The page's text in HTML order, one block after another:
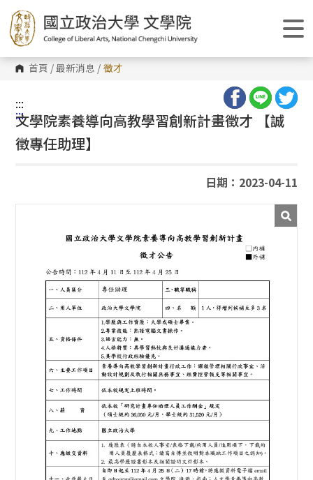
跳
到
主
要
內
容
區 首頁 /最新消息 / 徵才
:::
:::
文學院素養導向高教學習創新計畫徵才 【誠
徵專任助理】
日期：2023-04-11